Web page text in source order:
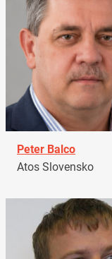
Peter Balco
Atos Slovensko